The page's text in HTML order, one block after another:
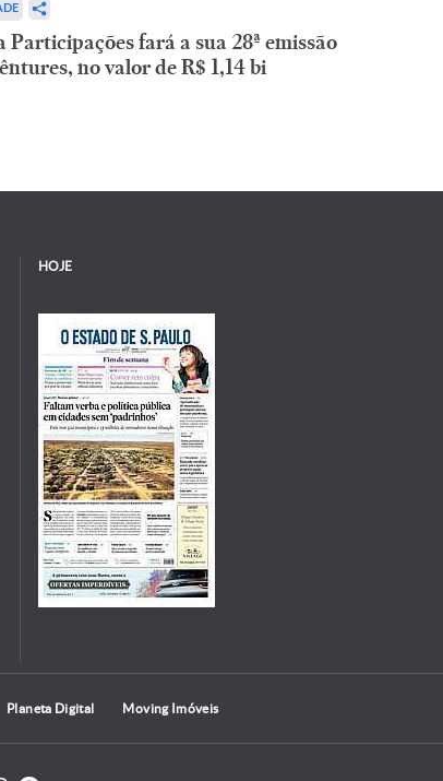
Participações fará a sua 28ª emissão
no valor de R$ 1,14 bi
HOJE
Planeta Digital Moving Imóveis